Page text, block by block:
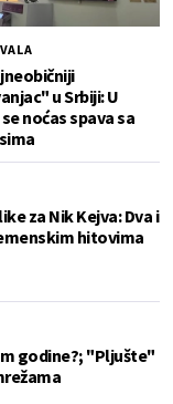
u Srbiji: U
noćas spava sa
za Nik Kejva: Dva i
hitovima
godine?; "Pljušte"